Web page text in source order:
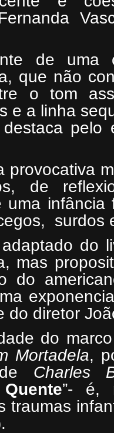
de uma
que não
o tom
e a linha
pelo
provocativa
de
uma infância
surdos
do
mas
do
do diretor
do
Mortadela,
Charles
”- é,
traumas